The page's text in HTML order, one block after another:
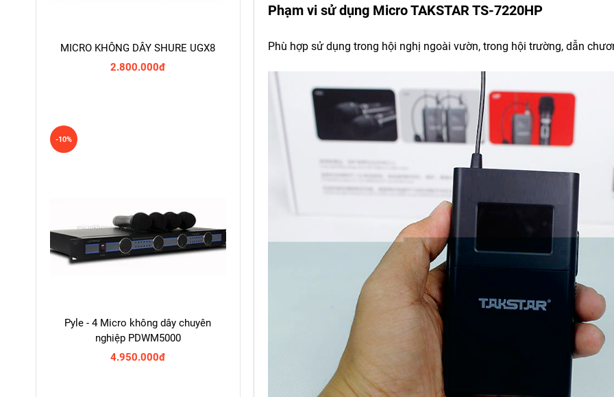
Phạm vi sử dụng Micro TAKSTAR TS-7220HP
Phù hợp sử dụng trong hội nghị ngoài vườn, trong hội trường, dẫn
MICRO KHÔNG DÂY SHURE UGX8
2.800.000đ
Pyle - 4 Micro không dây chuyên
nghiệp PDWM5000
4.950.000đ
-10%